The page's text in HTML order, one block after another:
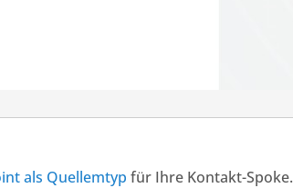
als Quellemtyp für Ihre Kontakt-Spoke.